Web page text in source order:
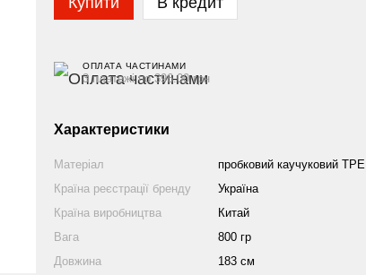
ОПЛАТА ЧАСТИНАМИ
3 платежі по 396.00 грн
Характеристики
Матеріал
пробковий каучуковий TPE
Країна реєстрації бренду
Україна
Країна виробництва
Китай
Вага
800 гр
Довжина
183 см